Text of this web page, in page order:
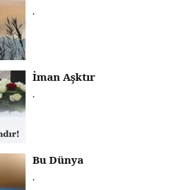
.
İman Aşktır
.
Bu Dünya
.